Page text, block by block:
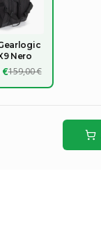
Nero
€159,00 €